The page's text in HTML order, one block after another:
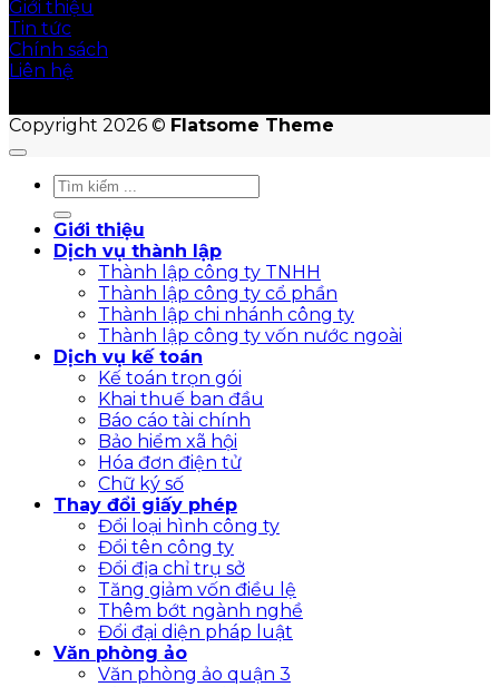
Giới thiệu
Tin tức
Chính sách
Liên hệ
Copyright 2026 © Flatsome Theme
Giới thiệu
Dịch vụ thành lập
Thành lập công ty TNHH
Thành lập công ty cổ phần
Thành lập chi nhánh công ty
Thành lập công ty vốn nước ngoài
Dịch vụ kế toán
Kế toán trọn gói
Khai thuế ban đầu
Báo cáo tài chính
Bảo hiểm xã hội
Hóa đơn điện tử
Chữ ký số
Thay đổi giấy phép
Đổi loại hình công ty
Đổi tên công ty
Đổi địa chỉ trụ sở
Tăng giảm vốn điều lệ
Thêm bớt ngành nghề
Đổi đại diện pháp luật
Văn phòng ảo
Văn phòng ảo quận 3